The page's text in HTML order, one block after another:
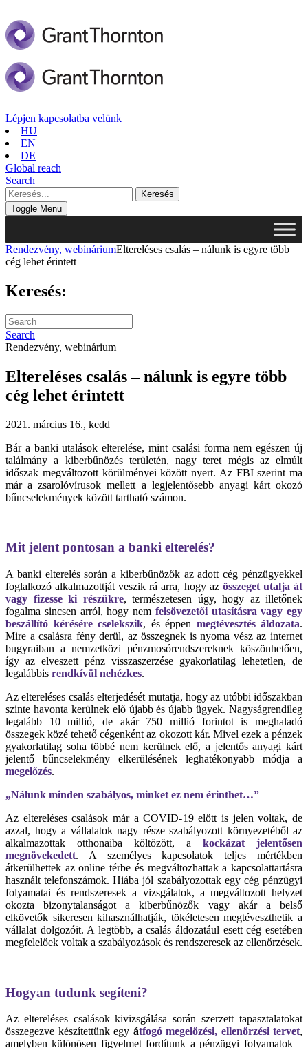
Lépjen kapcsolatba velünk
HU
EN
DE
Global reach
Search
Toggle Menu
Rendezvény, webináriumEltereléses csalás – nálunk is egyre több
cég lehet érintett
Keresés:
Search
Rendezvény, webinárium
Eltereléses csalás – nálunk is egyre több
cég lehet érintett
2021. március 16., kedd
Bár a banki utalások elterelése, mint csalási forma nem egészen új
találmány a kiberbűnözés területén, nagy teret mégis az elmúlt
időszak megváltozott körülményei között nyert. Az FBI szerint ma
már a zsarolóvírusok mellett a legjelentősebb anyagi kárt okozó
bűncselekmények között tartható számon.
Mit jelent pontosan a banki elterelés?
A banki elterelés során a kiberbűnözők az adott cég pénzügyekkel
foglalkozó alkalmazottját veszik rá arra, hogy az összeget utalja át
vagy fizesse ki részükre, természetesen úgy, hogy az illetőnek
fogalma sincsen arról, hogy nem felsővezetői utasításra vagy egy
beszállító kérésére cselekszik, és éppen megtévesztés áldozata.
Mire a csalásra fény derül, az összegnek is nyoma vész az internet
bugyraiban a nemzetközi pénzmosórendszereknek köszönhetően,
így az elveszett pénz visszaszerzése gyakorlatilag lehetetlen, de
legalábbis rendkívül nehézkes.
Az eltereléses csalás elterjedését mutatja, hogy az utóbbi időszakban
szinte havonta kerülnek elő újabb és újabb ügyek. Nagyságrendileg
legalább 10 millió, de akár 750 millió forintot is meghaladó
összegek közé tehető cégenként az okozott kár. Mivel ezek a pénzek
gyakorlatilag soha többé nem kerülnek elő, a jelentős anyagi kárt
jelentő bűncselekmény elkerülésének leghatékonyabb módja a
megelőzés.
„Nálunk minden szabályos, minket ez nem érinthet…”
Az eltereléses csalások már a COVID-19 előtt is jelen voltak, de
azzal, hogy a vállalatok nagy része szabályozott környezetéből az
alkalmazottak otthonaiba költözött, a kockázat jelentősen
megnövekedett. A személyes kapcsolatok teljes mértékben
átkerülhettek az online térbe és megváltozhattak a kapcsolattartásra
használt telefonszámok. Hiába jól szabályozottak egy cég pénzügyi
folyamatai és rendszeresek a vizsgálatok, a megváltozott helyzet
okozta bizonytalanságot a kiberbűnözők vagy akár a belső
elkövetők sikeresen kihasználhatják, tökéletesen megtéveszthetik a
vállalat dolgozóit. A legtöbb, a csalás áldozatául esett cég esetében
megfelelőek voltak a szabályozások és rendszeresek az ellenőrzések.
Hogyan tudunk segíteni?
Az eltereléses csalások kivizsgálása során szerzett tapasztalatokat
összegezve készítettünk egy átfogó megelőzési, ellenőrzési tervet,
amelyben különösen figyelmet fordítunk a pénzügyi folyamatok –